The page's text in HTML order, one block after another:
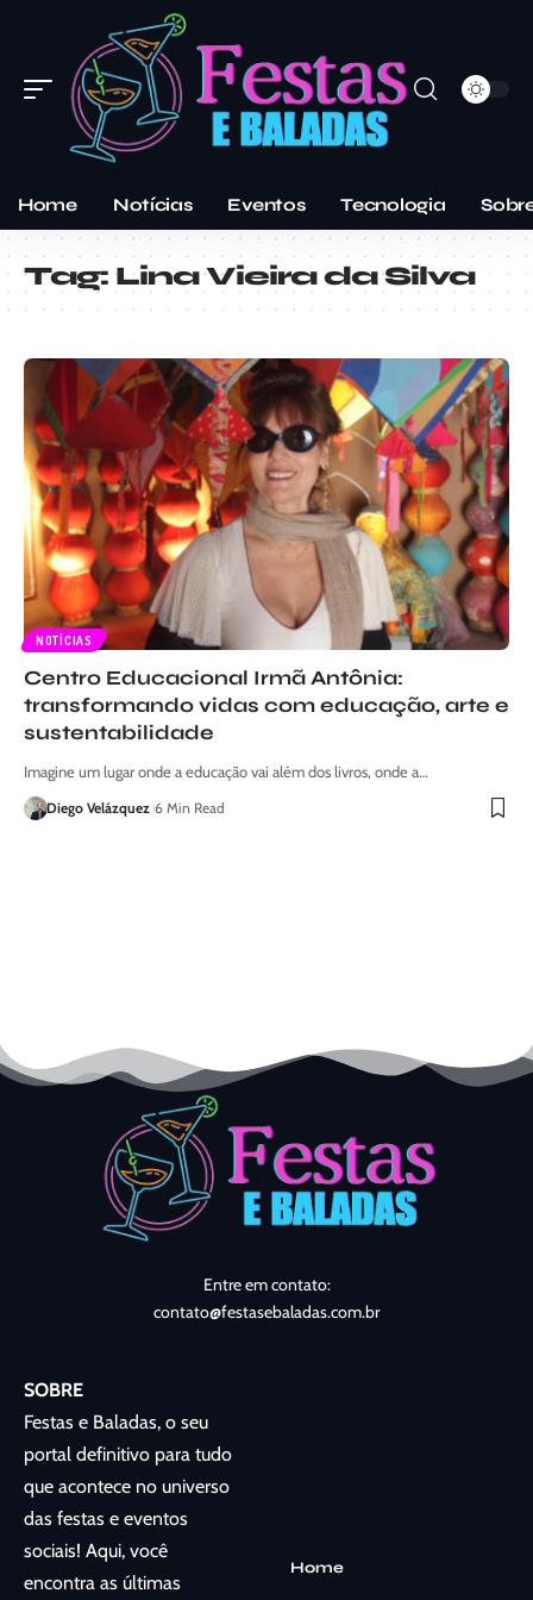
Home Notícias Eventos Tecnologia
Tag:Lina Vieira da Silva
NOTÍCIAS
Centro Educacional Irmã Antônia:
transformando vidas com educação, arte e
sustentabilidade
Imagine um lugar onde a educação vai além dos livros, onde a…
Diego Velázquez 6 Min Read
Entre em contato:
contato@festasebaladas.com.br
SOBRE
Festas e Baladas, o seu
portal definitivo para tudo
que acontece no universo
das festas e eventos
sociais! Aqui, você
encontra as últimas
Home